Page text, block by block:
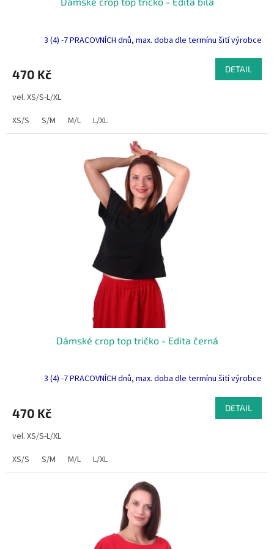
3 (4) -7 PRACOVNÍCH dnů, max. doba dle termínu šití výrobce
470 Kč DETAIL
vel. XS/S-L/XL
XS/S
S/M M/L L/XL
Dámské crop top tričko - Edita černá
3 (4) -7 PRACOVNÍCH dnů, max. doba dle termínu šití výrobce
470 Kč DETAIL
vel. XS/S-L/XL
XS/S
S/M M/L L/XL